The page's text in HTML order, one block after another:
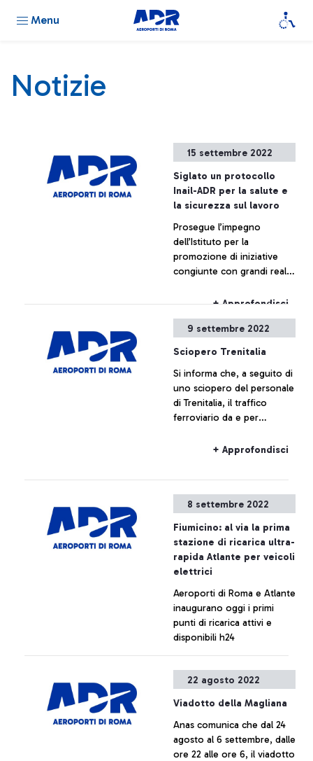
Menu
Notizie
15 settembre 2022
Siglato un protocollo
Inail-ADR per la salute e
la sicurezza sul lavoro
Prosegue l’impegno
dell’Istituto per la
promozione di iniziative
congiunte con grandi realtà
L’obiettivo è la prevenzione
professionali, anche
attraverso la
sperimentazione di
soluzioni innovative ad alto
valore tecnologico. ADR si
attiverà per la massima
diffusione dei progetti e
dall’intesa in un’ottica di
sistema aeroportuale
+ Approfondisci
9 settembre 2022
Sciopero Trenitalia
Si informa che, a seguito di
uno sciopero del personale
di Trenitalia, il traffico
ferroviario da e per
potrebbe subire ritardi o
+ Approfondisci
8 settembre 2022
Fiumicino: al via la prima
stazione di ricarica ultra-
rapida Atlante per veicoli
elettrici
Aeroporti di Roma e Atlante
inaugurano oggi i primi
punti di ricarica attivi e
disponibili h24
+ Approfondisci
22 agosto 2022
Viadotto della Magliana
Anas comunica che dal 24
agosto al 6 settembre, dalle
ore 22 alle ore 6, il viadotto